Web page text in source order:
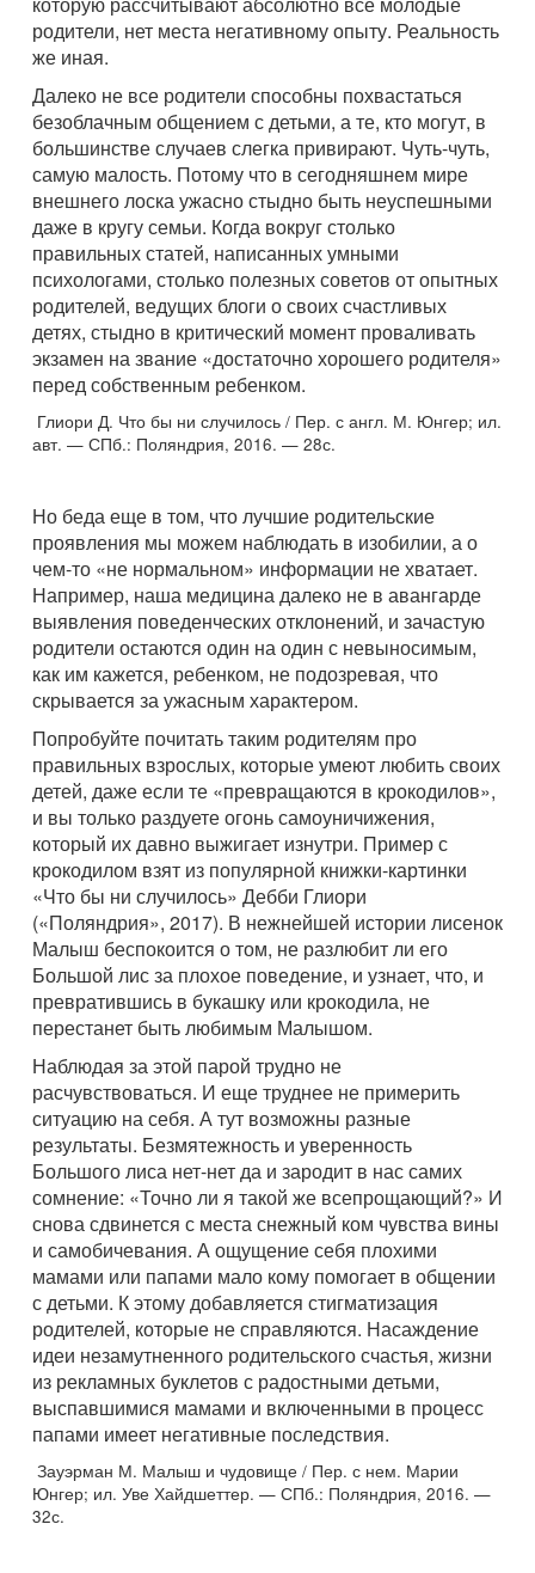
родители, нет места негативному опыту. Реальность
же иная.
Далеко не все родители способны похвастаться
безоблачным общением с детьми, а те, кто могут, в
большинстве случаев слегка привирают. Чуть-чуть,
самую малость. Потому что в сегодняшнем мире
внешнего лоска ужасно стыдно быть неуспешными
даже в кругу семьи. Когда вокруг столько
правильных статей, написанных умными
психологами, столько полезных советов от опытных
родителей, ведущих блоги о своих счастливых
детях, стыдно в критический момент проваливать
экзамен на звание «достаточно хорошего родителя»
перед собственным ребенком.
Глиори Д. Что бы ни случилось / Пер. с англ. М. Юнгер; ил.
авт. — СПб.: Поляндрия, 2016. — 28с.
Но беда еще в том, что лучшие родительские
проявления мы можем наблюдать в изобилии, а о
чем-то «не нормальном» информации не хватает.
Например, наша медицина далеко не в авангарде
выявления поведенческих отклонений, и зачастую
родители остаются один на один с невыносимым,
как им кажется, ребенком, не подозревая, что
скрывается за ужасным характером.
Попробуйте почитать таким родителям про
правильных взрослых, которые умеют любить своих
детей, даже если те «превращаются в крокодилов»,
и вы только раздуете огонь самоуничижения,
который их давно выжигает изнутри. Пример с
крокодилом взят из популярной книжки-картинки
«Что бы ни случилось» Дебби Глиори
(«Поляндрия», 2017). В нежнейшей истории лисенок
Малыш беспокоится о том, не разлюбит ли его
Большой лис за плохое поведение, и узнает, что, и
превратившись в букашку или крокодила, не
перестанет быть любимым Малышом.
Наблюдая за этой парой трудно не
расчувствоваться. И еще труднее не примерить
ситуацию на себя. А тут возможны разные
результаты. Безмятежность и уверенность
Большого лиса нет-нет да и зародит в нас самих
сомнение: «Точно ли я такой же всепрощающий?» И
снова сдвинется с места снежный ком чувства вины
и самобичевания. А ощущение себя плохими
мамами или папами мало кому помогает в общении
с детьми. К этому добавляется стигматизация
родителей, которые не справляются. Насаждение
идеи незамутненного родительского счастья, жизни
из рекламных буклетов с радостными детьми,
выспавшимися мамами и включенными в процесс
папами имеет негативные последствия.
Зауэрман М. Малыш и чудовище / Пер. с нем. Марии
Юнгер; ил. Уве Хайдшеттер. — СПб.: Поляндрия, 2016. —
32с.